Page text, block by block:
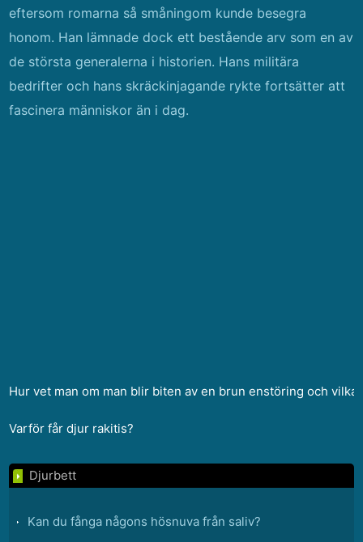
eftersom romarna så småningom kunde besegra
honom. Han lämnade dock ett bestående arv som en av
de största generalerna i historien. Hans militära
bedrifter och hans skräckinjagande rykte fortsätter att
fascinera människor än i dag.
Hur vet man om man blir biten av en brun enstöring och vilka
Varför får djur rakitis?
Djurbett
Kan du fånga någons hösnuva från saliv?